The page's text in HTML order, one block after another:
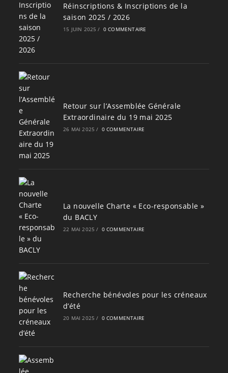
Réinscriptions & Inscriptions de la
saison 2025 / 2026
15 JUIN 2025 / 0 COMMENTAIRE
Retour sur l’Assemblée Générale
Extraordinaire du 19 mai 2025
26 MAI 2025 / 0 COMMENTAIRE
La nouvelle Charte « Eco-responsable »
du BACLY
22 MAI 2025 / 0 COMMENTAIRE
Recherche bénévoles pour les créneaux
d’été
20 MAI 2025 / 0 COMMENTAIRE